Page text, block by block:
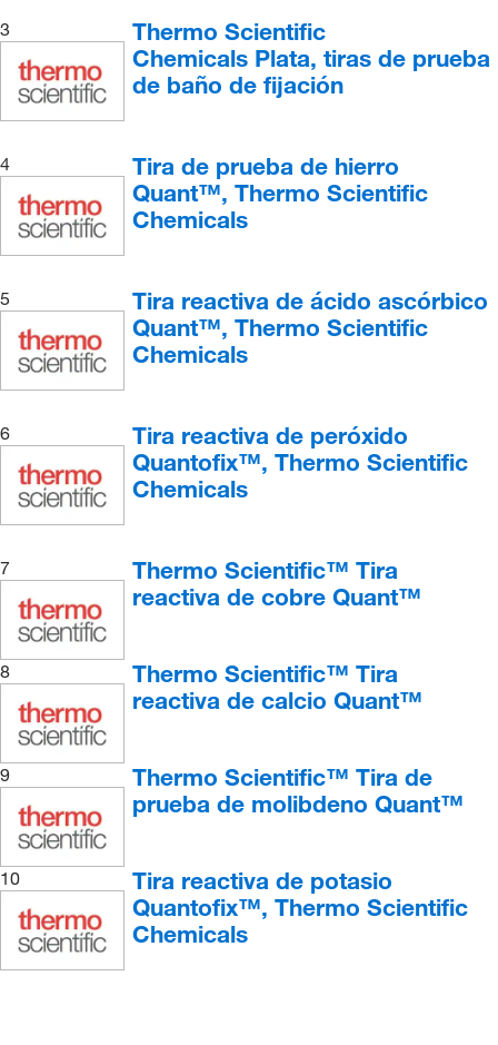
3
Thermo Scientific
Chemicals Plata, tiras de prueba
de baño de fijación
4
Tira de prueba de hierro
Quant™, Thermo Scientific
Chemicals
5
Tira reactiva de ácido ascórbico
Quant™, Thermo Scientific
Chemicals
6
Tira reactiva de peróxido
Quantofix™, Thermo Scientific
Chemicals
7
Thermo Scientific™ Tira
reactiva de cobre Quant™
8
Thermo Scientific™ Tira
reactiva de calcio Quant™
9
Thermo Scientific™ Tira de
prueba de molibdeno Quant™
10
Tira reactiva de potasio
Quantofix™, Thermo Scientific
Chemicals